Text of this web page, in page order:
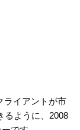
ライアントが市
るように、2008